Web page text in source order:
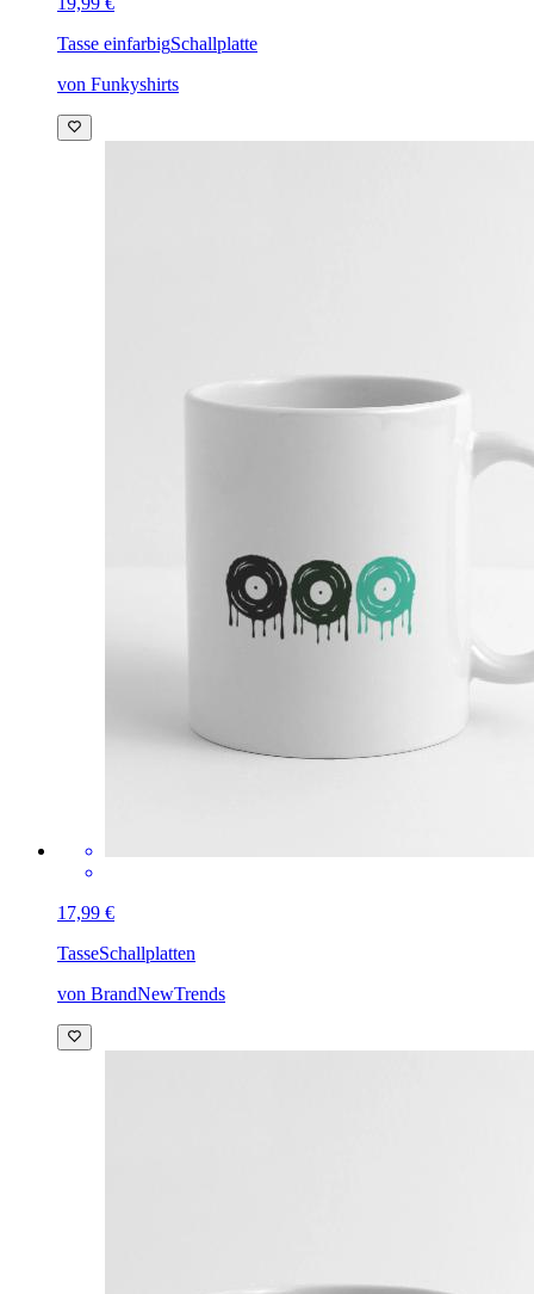
Tasse einfarbigSchallplatte
von Funkyshirts
17,99 €
TasseSchallplatten
von BrandNewTrends